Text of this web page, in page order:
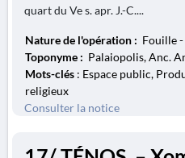
quart du Ve s. apr. J.-C....
Nature de l'opération : Fouille
Toponyme : Palaiopolis, Anc.
Mots-clés : Espace public,
religieux
Consulter la notice